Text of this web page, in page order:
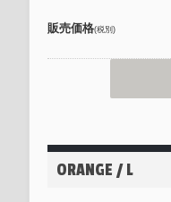
販売価格(税別)
ORANGE / L